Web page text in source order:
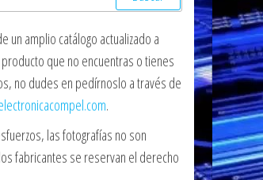
un amplio catálogo actualizado a
que no encuentras o tienes
no dudes en pedírnoslo a través de
.
las fotografías no son
fabricantes se reservan el derecho